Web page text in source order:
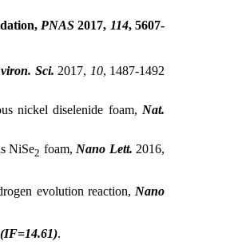
PNAS2017, 114, 5607-
Sci. 2017, 10, 1487-1492
nickel diselenide foam, Nat.
NiSe2 foam, Nano Lett. 2016,
evolution reaction, Nano
(IF=14.61).